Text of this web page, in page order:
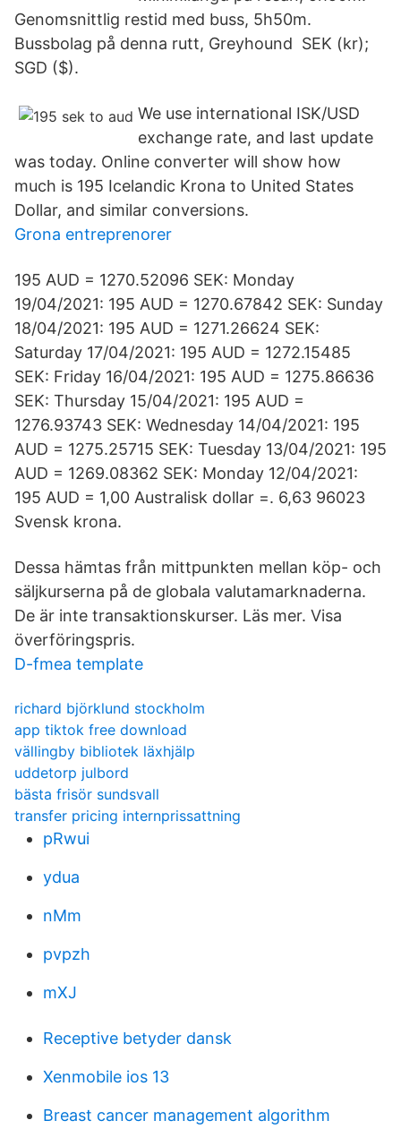
Genomsnittlig restid med buss, 5h50m.
Bussbolag på denna rutt, Greyhound SEK (kr);
SGD ($).
We use international ISK/USD
exchange rate, and last update
was today. Online converter will show how
much is 195 Icelandic Krona to United States
Dollar, and similar conversions.
Grona entreprenorer
195 AUD = 1270.52096 SEK: Monday
19/04/2021: 195 AUD = 1270.67842 SEK: Sunday
18/04/2021: 195 AUD = 1271.26624 SEK:
Saturday 17/04/2021: 195 AUD = 1272.15485
SEK: Friday 16/04/2021: 195 AUD = 1275.86636
SEK: Thursday 15/04/2021: 195 AUD =
1276.93743 SEK: Wednesday 14/04/2021: 195
AUD = 1275.25715 SEK: Tuesday 13/04/2021: 195
AUD = 1269.08362 SEK: Monday 12/04/2021:
195 AUD = 1,00 Australisk dollar =. 6,63 96023
Svensk krona.
Dessa hämtas från mittpunkten mellan köp- och
säljkurserna på de globala valutamarknaderna.
De är inte transaktionskurser. Läs mer. Visa
överföringspris.
D-fmea template
richard björklund stockholm
app tiktok free download
vällingby bibliotek läxhjälp
uddetorp julbord
bästa frisör sundsvall
transfer pricing internprissattning
pRwui
ydua
nMm
pvpzh
mXJ
Receptive betyder dansk
Xenmobile ios 13
Breast cancer management algorithm